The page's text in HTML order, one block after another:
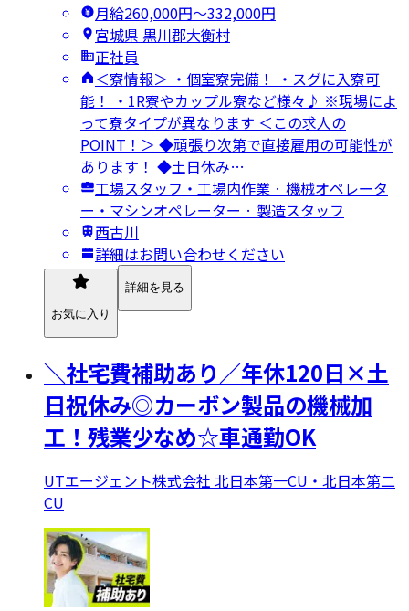
月給260,000円〜332,000円
宮城県 黒川郡大衡村
正社員
＜寮情報＞ ・個室寮完備！ ・スグに入寮可
能！ ・1R寮やカップル寮など様々♪ ※現場によ
って寮タイプが異なります ＜この求人の
POINT！＞ ◆頑張り次第で直接雇用の可能性が
あります！ ◆土日休み…
工場スタッフ・工場内作業 · 機械オペレータ
ー・マシンオペレーター · 製造スタッフ
西古川
詳細はお問い合わせください
お気に入り
詳細を見る
＼社宅費補助あり／年休120日×土
日祝休み◎カーボン製品の機械加
工！残業少なめ☆車通勤OK
UTエージェント株式会社 北日本第一CU・北日本第二
CU